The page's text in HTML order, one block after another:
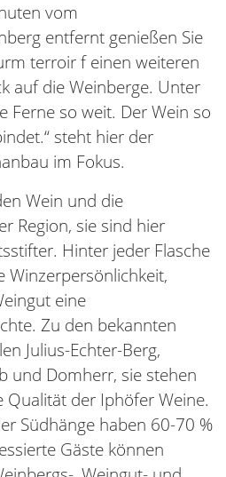
vom
entfernt genießen Sie
terroir f einen weiteren
auf die Weinberge. Unter
Ferne so weit. Der Wein so
steht hier der
im Fokus.
Wein und die
Region, sie sind hier
Hinter jeder Flasche
Winzerpersönlichkeit,
eine
Zu den bekannten
Julius-Echter-Berg,
und Domherr, sie stehen
Qualität der Iphöfer Weine.
Südhänge haben 60-70 %
Gäste können